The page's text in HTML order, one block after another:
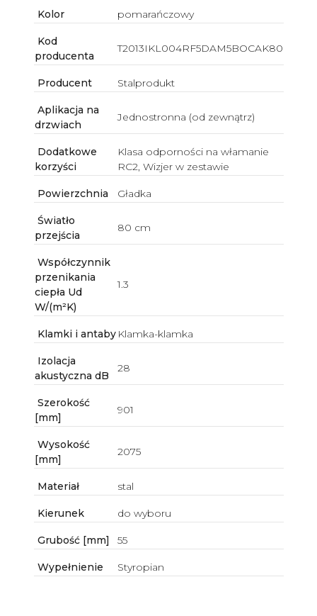
Kolor pomarańczowy
Kod
producenta
T2013IKL004RF5DAM5BOCAK80
Producent Stalprodukt
Aplikacja na
drzwiach
Jednostronna (od zewnątrz)
Dodatkowe
korzyści
Klasa odporności na włamanie
RC2, Wizjer w zestawie
Powierzchnia Gładka
Światło
przejścia
80 cm
Współczynnik
przenikania
ciepła Ud
W/(m²K)
1.3
Klamki i antaby Klamka-klamka
Izolacja
akustyczna dB
28
Szerokość
[mm]
901
Wysokość
[mm]
2075
Materiał stal
Kierunek do wyboru
Grubość [mm] 55
Wypełnienie Styropian